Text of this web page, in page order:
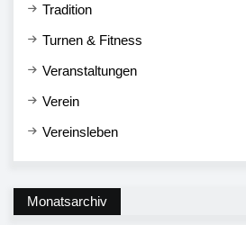
Tradition
Turnen & Fitness
Veranstaltungen
Verein
Vereinsleben
Monatsarchiv